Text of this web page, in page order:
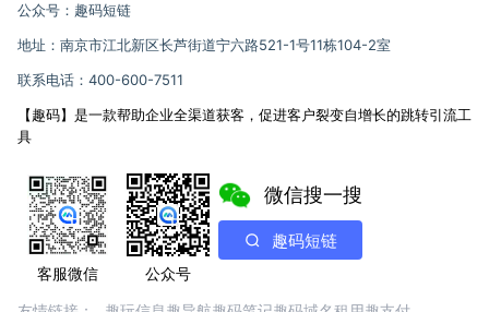
公众号：趣码短链
地址：南京市江北新区长芦街道宁六路521-1号11栋104-2室
联系电话：400-600-7511
【趣码】是一款帮助企业全渠道获客，促进客户裂变自增长的跳转引流工
具
客服微信 公众号
微信搜一搜
趣码短链